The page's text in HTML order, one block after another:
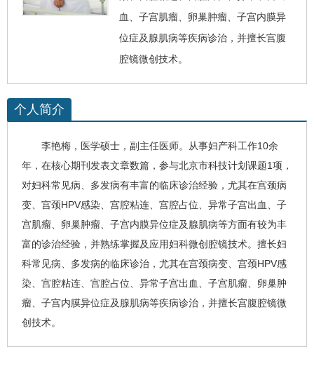
血、子宫肌瘤、卵巢肿瘤、子宫内膜异
位症及腺肌病等疾病诊治，并擅长宫腹
腔镜微创技术。
个人简介
李艳梅 ，医学硕士，副主任医师。从事妇产科工作10余
年，在核心期刊发表文章数篇，参与北京市科技计划课题1项，
对妇科常见病、多发病有丰富的临床诊治经验，尤其在宫颈病
变、宫颈HPV感染、宫腔粘连、宫腔占位、异常子宫出血、子
宫肌瘤、卵巢肿瘤、子宫内膜异位症及腺肌病等方面有较为丰
富的诊治经验，并熟练掌握及应用妇科微创腔镜技术。擅长妇
科常见病、多发病的临床诊治，尤其在宫颈病变、宫颈HPV感
染、宫腔粘连、宫腔占位、异常子宫出血、子宫肌瘤、卵巢肿
瘤、子宫内膜异位症及腺肌病等疾病诊治，并擅长宫腹腔镜微
创技术。